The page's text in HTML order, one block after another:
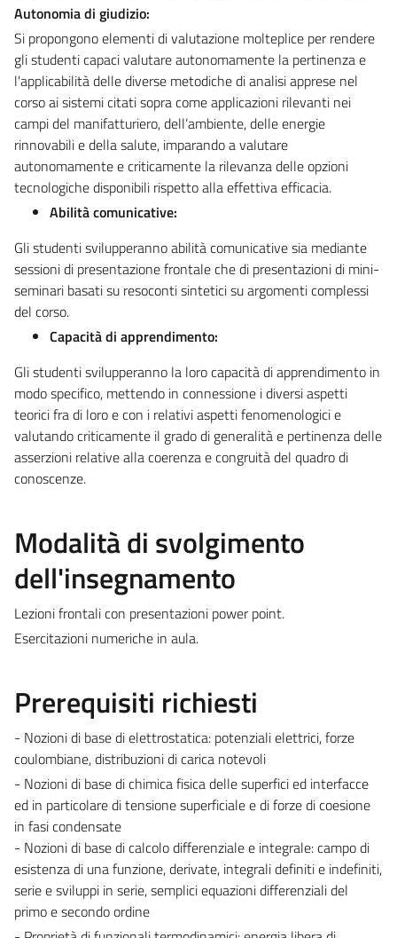
Autonomia di giudizio:
Si propongono elementi di valutazione molteplice per rendere
gli studenti capaci valutare autonomamente la pertinenza e
l'applicabilità delle diverse metodiche di analisi apprese nel
corso ai sistemi citati sopra come applicazioni rilevanti nei
campi del manifatturiero, dell’ambiente, delle energie
rinnovabili e della salute, imparando a valutare
autonomamente e criticamente la rilevanza delle opzioni
tecnologiche disponibili rispetto alla effettiva efficacia.
Abilità comunicative:
Gli studenti svilupperanno abilità comunicative sia mediante
sessioni di presentazione frontale che di presentazioni di mini-
seminari basati su resoconti sintetici su argomenti complessi
del corso.
Capacità di apprendimento:
Gli studenti svilupperanno la loro capacità di apprendimento in
modo specifico, mettendo in connessione i diversi aspetti
teorici fra di loro e con i relativi aspetti fenomenologici e
valutando criticamente il grado di generalità e pertinenza delle
asserzioni relative alla coerenza e congruità del quadro di
conoscenze.
Modalità di svolgimento
dell'insegnamento
Lezioni frontali con presentazioni power point.
Esercitazioni numeriche in aula.
Prerequisiti richiesti
- Nozioni di base di elettrostatica: potenziali elettrici, forze
coulombiane, distribuzioni di carica notevoli
- Nozioni di base di chimica fisica delle superfici ed interfacce
ed in particolare di tensione superficiale e di forze di coesione
in fasi condensate
- Nozioni di base di calcolo differenziale e integrale: campo di
esistenza di una funzione, derivate, integrali definiti e indefiniti,
serie e sviluppi in serie, semplici equazioni differenziali del
primo e secondo ordine